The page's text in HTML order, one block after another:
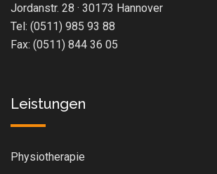
Jordanstr. 28 · 30173 Hannover
Tel: (0511) 985 93 88
Fax: (0511) 844 36 05
Leistungen
Physiotherapie